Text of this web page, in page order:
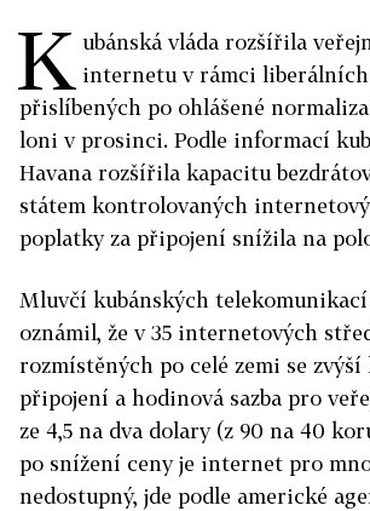
K ubánská vláda rozšířila
internetu v rámci
přislíbených po ohlášené
loni v prosinci. Podle informací
Havana rozšířila kapacitu
státem kontrolovaných
poplatky za připojení snížila na
Mluvčí kubánských
oznámil, že v 35 internetových
rozmístěných po celé zemi se
připojení a hodinová sazba pro
ze 4,5 na dva dolary (z 90 na 40
po snížení ceny je internet pro
nedostupný, jde podle americké